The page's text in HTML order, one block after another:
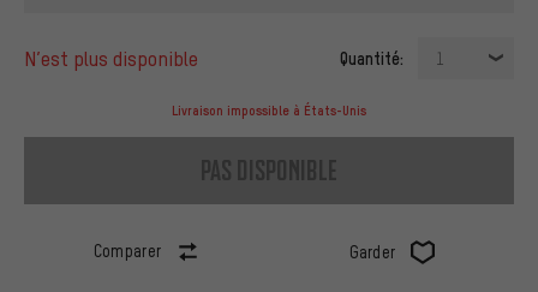
n’est plus disponible Quantité: 1
Livraison impossible à États-Unis
pas disponible
Comparer Garder